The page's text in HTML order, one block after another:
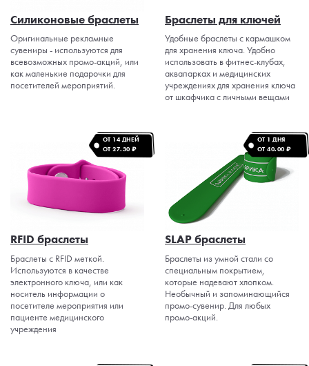
Силиконовые браслеты
Оригинальные рекламные
сувениры - используются для
всевозможных промо-акций, или
как маленькие подарочки для
посетителей мероприятий.
Браслеты для ключей
Удобные браслеты с кармашком
для хранения ключа. Удобно
использовать в фитнес-клубах,
аквапарках и медицинских
учреждениях для хранения ключа
от шкафчика с личными вещами
RFID браслеты
Браслеты с RFID меткой.
Используются в качестве
электронного ключа, или как
носитель информации о
посетителе мероприятия или
пациенте медицинского
учреждения
ОТ 14 ДНЕЙ
ОТ 27.30 ₽
SLAP браслеты
Браслеты из умной стали со
специальным покрытием,
которые надевают хлопком.
Необычный и запоминающийся
промо-сувенир. Для любых
промо-акций.
ОТ 1 ДНЯ
ОТ 40.00 ₽